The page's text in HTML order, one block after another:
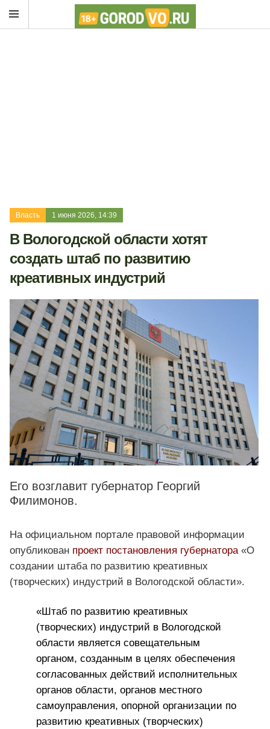
Власть 1 июня 2026, 14:39
В Вологодской области хотят
создать штаб по развитию
креативных индустрий
Его возглавит губернатор Георгий
Филимонов.
На официальном портале правовой информации
опубликован проект постановления губернатора«О
создании штаба по развитию креативных
(творческих) индустрий в Вологодской области».
«Штаб по развитию креативных
(творческих) индустрий в Вологодской
области является совещательным
органом, созданным в целях обеспечения
согласованных действий исполнительных
органов области, органов местного
самоуправления, опорной организации по
развитию креативных (творческих)